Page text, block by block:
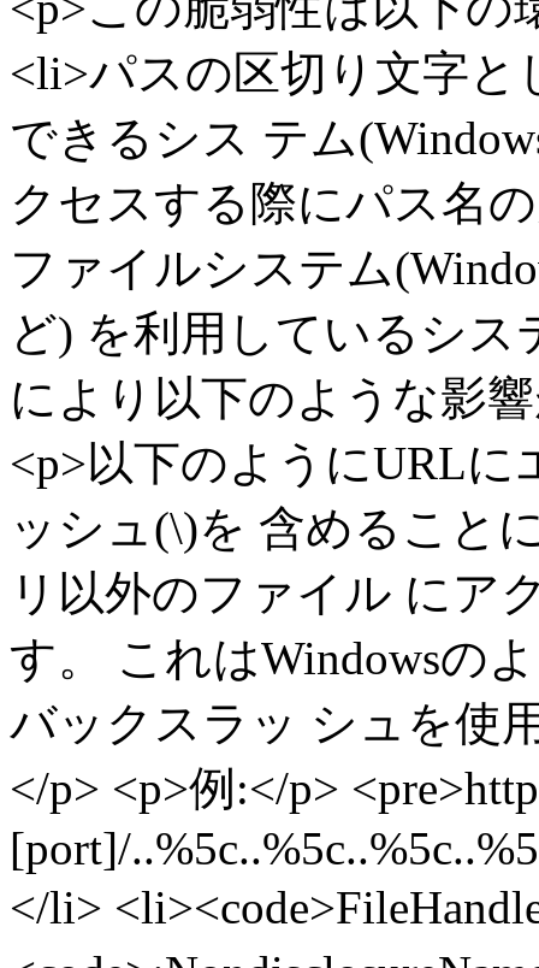
<li>パスの区切り文字
できるシス テム
クセスする際にパス名
ファイルシステム
ど) を利用しているシス
により以下のような影
<p>以下のようにURL
ッシュ(\)を 含めること
リ以外のファイル にア
す。 これはWindowsの
バックスラッ シュを使
</p> <p>例:</p>
[port]/
</li>